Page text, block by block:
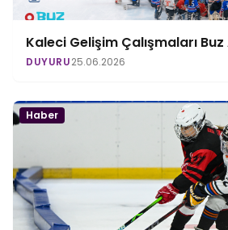
Kaleci Gelişim Çalışmaları
DUYURU25.06.2026
Haber